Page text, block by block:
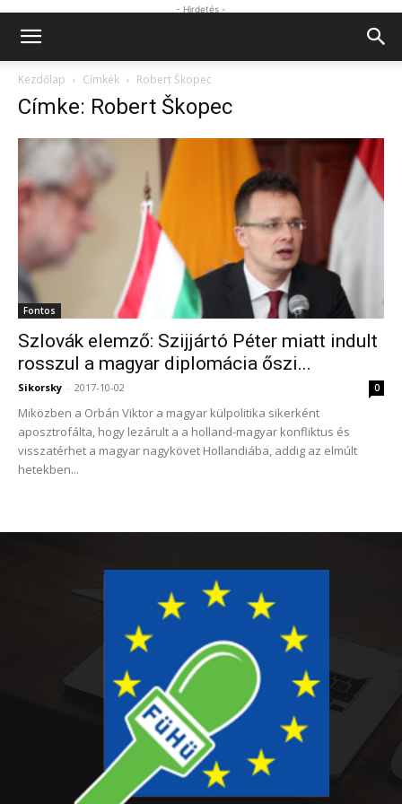
- Hirdetés -
Kezdőlap Címkék Robert Škopec
Címke: Robert Škopec
Fontos
Szlovák elemző: Szijjártó Péter miatt indult
rosszul a magyar diplomácia őszi...
Sikorsky - 2017-10-02 0
Miközben a Orbán Viktor a magyar külpolitika sikerként
aposztrofálta, hogy lezárult a a holland-magyar konfliktus és
visszatérhet a magyar nagykövet Hollandiába, addig az elmúlt
hetekben...